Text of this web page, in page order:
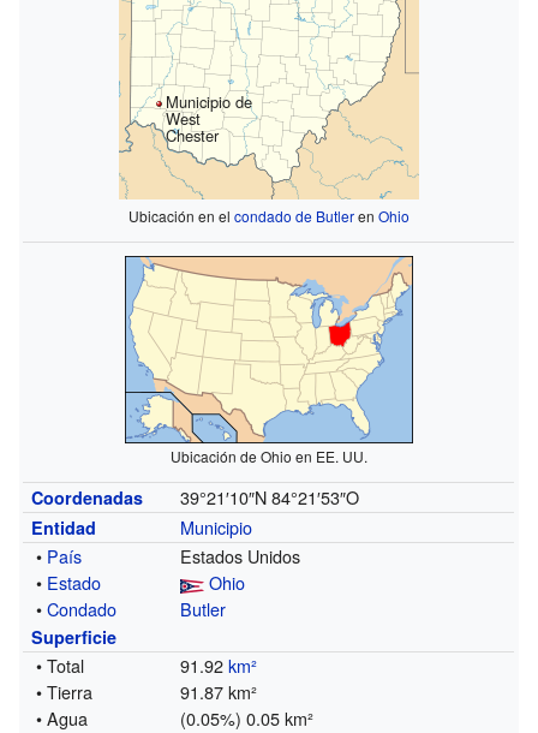
Municipio de
West
Chester
Ubicación en el condado de Butleren Ohio
Ubicación de Ohio en EE. UU.
Coordenadas 39°21′10″N 84°21′53″O
Entidad
Municipio
• País
Estados Unidos
• Estado
Ohio
•Condado Butler
Superficie
• Total 91.92km²
• Tierra
91.87 km²
• Agua
(0.05%) 0.05 km²